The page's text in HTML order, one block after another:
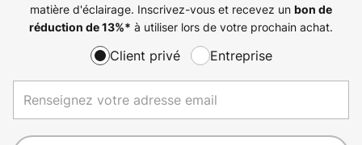
matière d'éclairage. Inscrivez-vous et recevez un bon de
réduction de13%* à utiliser lors de votre prochain achat.
Client privé Entreprise